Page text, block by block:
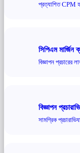
প্রত্যাশিত CPM
সিপিএম মার্জিন
বিজ্ঞাপন প্রচারের
বিজ্ঞাপন
সামগ্রিক